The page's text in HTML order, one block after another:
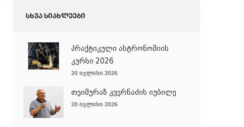
სხვა სიახლეები
პრაქტიკული ასტრონომიის
კურსი 2026
20 ივლისი 2026
თეიმურაზ კვერნაძის იუბილე
20 ივლისი 2026